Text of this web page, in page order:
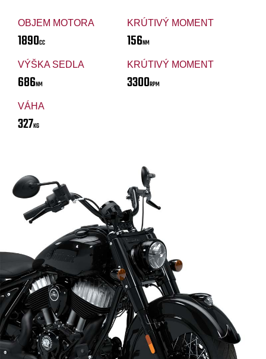
OBJEM MOTORA
1890CC
KRÚTIVÝ MOMENT
156NM
VÝŠKA SEDLA
686NM
KRÚTIVÝ MOMENT
3300RPM
VÁHA
327KG